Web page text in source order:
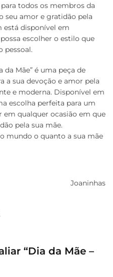
todos os membros da
seu amor e gratidão pela
está disponível em
escolher o estilo que
pessoal.
da Mãe” é uma peça de
a sua devoção e amor pela
e moderna. Disponível em
escolha perfeita para um
em qualquer ocasião em que
pela sua mãe.
mundo o quanto a sua mãe
Joaninhas
“Dia da Mãe –